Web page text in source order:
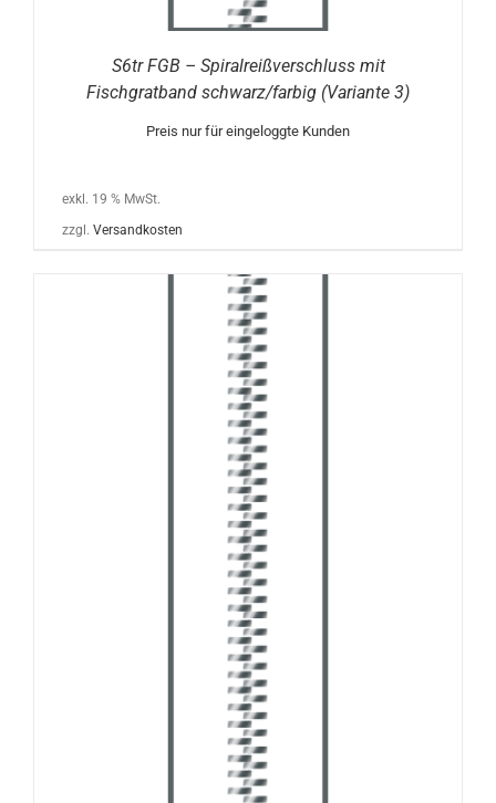
S6tr FGB – Spiralreißverschluss mit
Fischgratband schwarz/farbig (Variante 3)
Preis nur für eingeloggte Kunden
exkl. 19 % MwSt.
zzgl. Versandkosten